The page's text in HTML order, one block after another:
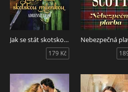
Jak se stát skotskou milenkou
179 Kč
Nebezpečná